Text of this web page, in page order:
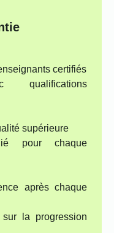
certifiés
qualifications
supérieure
pour chaque
après chaque
la progression